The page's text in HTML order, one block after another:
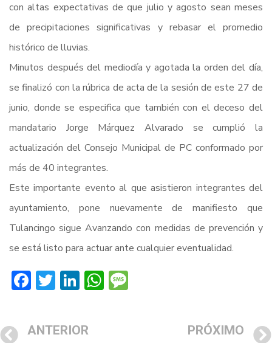
con altas expectativas de que julio y agosto sean meses
de precipitaciones significativas y rebasar el promedio
histórico de lluvias.
Minutos después del mediodía y agotada la orden del día,
se finalizó con la rúbrica de acta de la sesión de este 27 de
junio, donde se especifica que también con el deceso del
mandatario Jorge Márquez Alvarado se cumplió la
actualización del Consejo Municipal de PC conformado por
más de 40 integrantes.
Este importante evento al que asistieron integrantes del
ayuntamiento, pone nuevamente de manifiesto que
Tulancingo sigue Avanzando con medidas de prevención y
se está listo para actuar ante cualquier eventualidad.
Facebook
Twitter
LinkedIn
WhatsApp
ANTERIOR PRÓXIMO